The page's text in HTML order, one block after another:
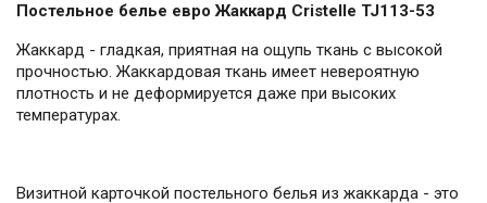
Постельное белье евро Жаккард Cristelle TJ113-53
Жаккард - гладкая, приятная на ощупь ткань с высокой
прочностью. Жаккардовая ткань имеет невероятную
плотность и не деформируется даже при высоких
температурах.
Визитной карточкой постельного белья из жаккарда - это